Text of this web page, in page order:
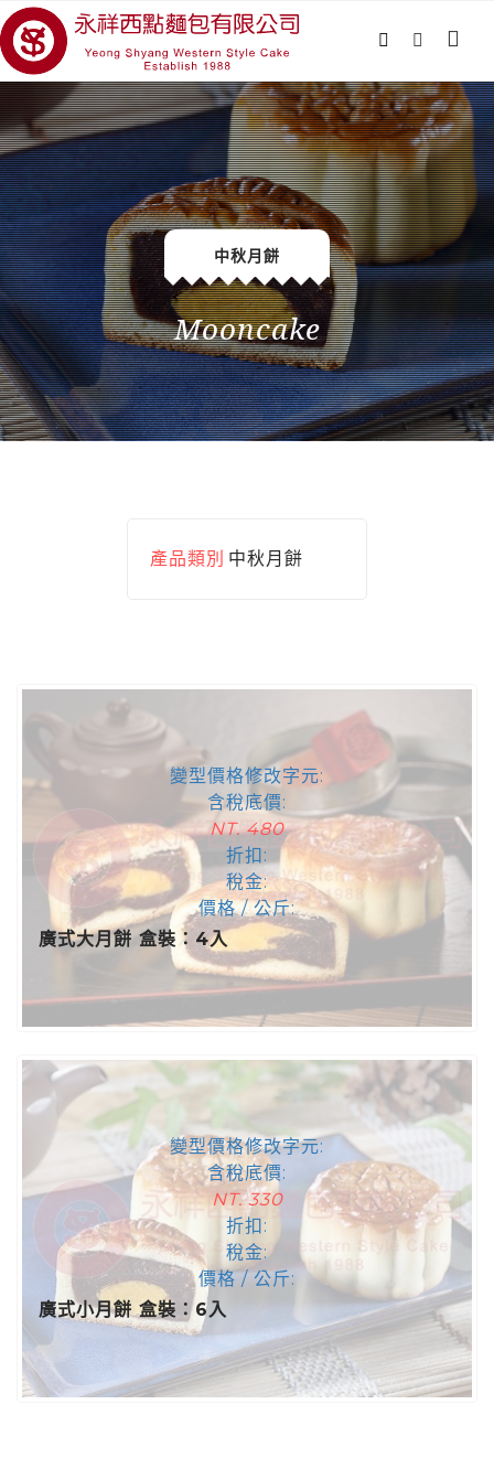
中秋月餅
Mooncake
產品類別 中秋月餅
變型價格修改字元:
含稅底價:
NT. 480
折扣:
稅金:
價格 / 公斤:
廣式大月餅 盒裝：4入
變型價格修改字元:
含稅底價:
NT. 330
折扣:
稅金:
價格 / 公斤:
廣式小月餅 盒裝：6入